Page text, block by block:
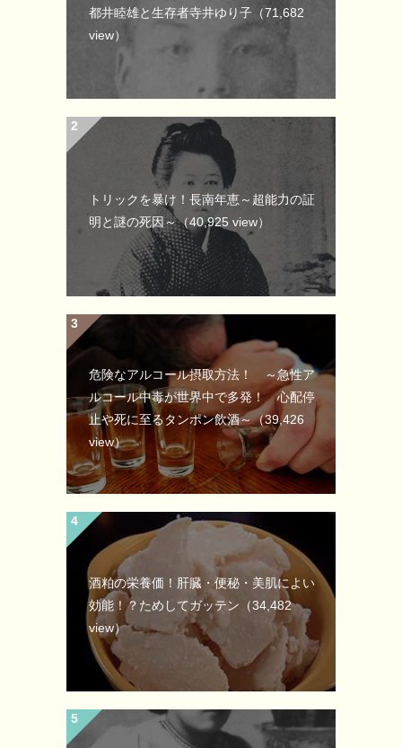
都井睦雄と生存者寺井ゆり子 （71,682
view）
トリックを暴け！長南年恵～超能力の証
明と謎の死因～（40,925 view）
危険なアルコール摂取方法！ ～急性ア
ルコール中毒が世界中で多発！ 心配停
止や死に至るタンポン飲酒～（39,426
view）
酒粕の栄養価！肝臓・便秘・美肌によい
効能！？ためしてガッテン （34,482
view）